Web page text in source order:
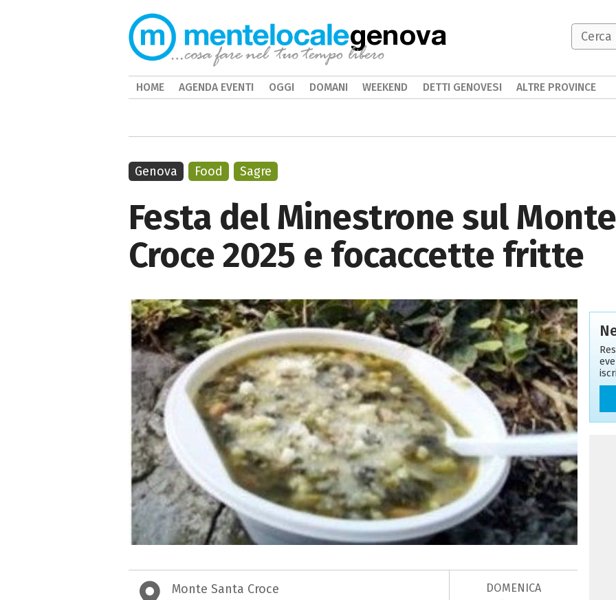
Festa del Minestrone sul
Croce 2025 e focaccette fritte
Monte Santa Croce DOMENICA
Genova Food Sagre
genova
HOME AGENDA EVENTI OGGI DOMANI WEEKEND DETTI GENOVESI ALTRE PROVINCE